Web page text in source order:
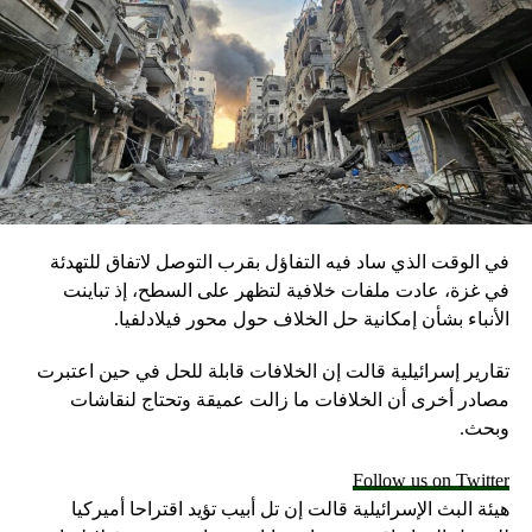
في الوقت الذي ساد فيه التفاؤل بقرب التوصل لاتفاق للتهدئة
في غزة، عادت ملفات خلافية لتظهر على السطح، إذ تباينت
الأنباء بشأن إمكانية حل الخلاف حول محور فيلادلفيا.
تقارير إسرائيلية قالت إن الخلافات قابلة للحل في حين اعتبرت
مصادر أخرى أن الخلافات ما زالت عميقة وتحتاج لنقاشات
وبحث.
Follow us on Twitter
هيئة البث الإسرائيلية قالت إن تل أبيب تؤيد اقتراحا أميركيا